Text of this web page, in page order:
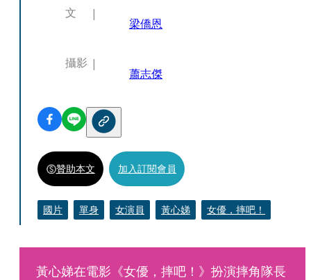
文
梁僑恩
攝影
蕭志傑
贊助本文 加入訂閱會員
國片 單身 女演員 黃心娣 女優，摔吧！
黃心娣在電影《女優，摔吧！》扮演摔角隊長